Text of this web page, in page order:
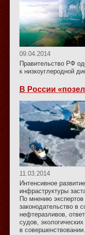
09.04.2014
Правительство РФ
к низкоуглеродной
В России
11.03.2014
Интенсивное
инфраструктуры
По мнению
законодательство в
нефтеразливов,
судов,
в совершенствовании.